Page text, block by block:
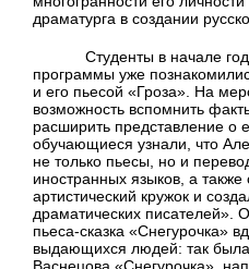
драматурга в создании
Студенты в начале
программы уже
и его пьесой «Гроза». На
возможность вспомнить
расширить представление о
обучающиеся узнали, что
не только пьесы, но и
иностранных языков, а
артистический кружок и
драматических писателей».
пьеса-сказка «Снегурочка»
выдающихся людей: так
Васнецова «Снегурочка»,